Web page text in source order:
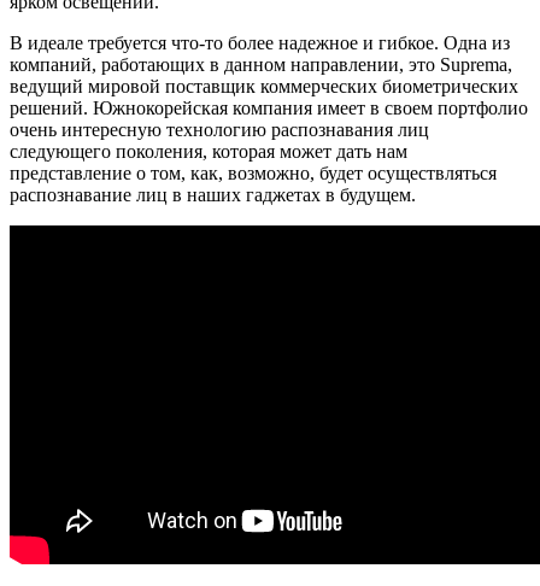
В идеале требуется что-то более надежное и гибкое. Одна из
компаний, работающих в данном направлении, это Suprema,
ведущий мировой поставщик коммерческих биометрических
решений. Южнокорейская компания имеет в своем портфолио
очень интересную технологию распознавания лиц
следующего поколения, которая может дать нам
представление о том, как, возможно, будет осуществляться
распознавание лиц в наших гаджетах в будущем.